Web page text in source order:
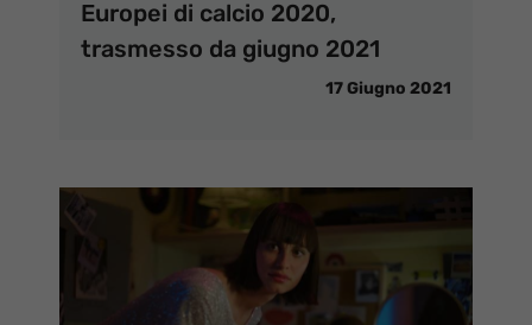
Europei di calcio 2020,
trasmesso da giugno 2021
17 Giugno 2021